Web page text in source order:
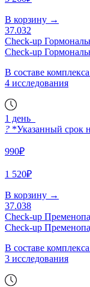
В корзину →
37.032
Check-up
Check-up
В составе
4 исследования
1 день
? *Указанный срок
990₽
1 520₽
В корзину →
37.038
Check-up
Check-up
В составе
3 исследования